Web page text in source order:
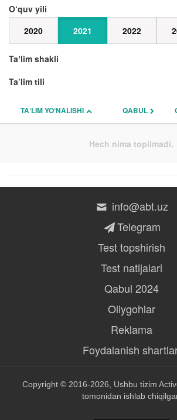
O‘quv yili
2020
2021 2022
Taʼlim shakli
Ta’lim tili
TAʼLIM YO‘NALISHI QABUL
Hech nima topilmadi.
info@abt.uz
Telegram
Test topshirish
Test natijalari
Qabul 2024
Oliygohlar
Reklama
Foydalanish
Copyright © 2016-2026, Ushbu tizim
tomonidan ishlab